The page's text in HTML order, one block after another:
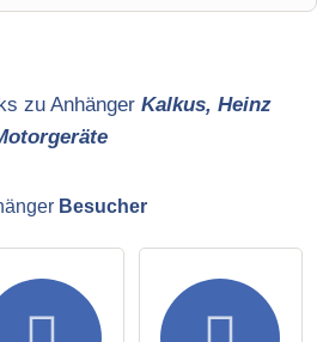
die .
zu Anhänger Kalkus, Heinz
Besucher